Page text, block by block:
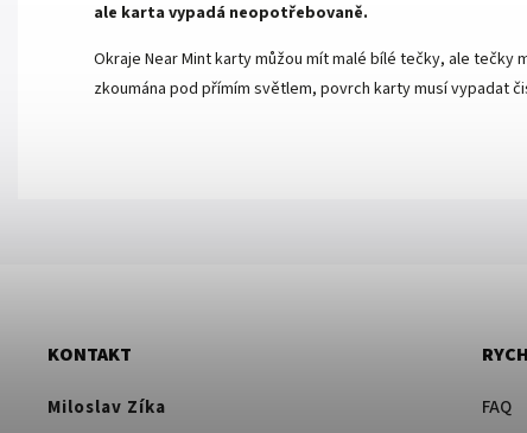
ale karta vypadá neopotřebovaně.
Okraje Near Mint karty můžou mít malé bílé tečky, ale tečky
zkoumána pod přímím světlem, povrch karty musí vypadat
KONTAKT
Miloslav Zíka
FAQ